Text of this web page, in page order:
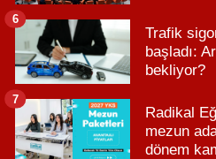
Trafik
başladı:
bekliyor?
6
Radikal
mezun
dönem
7